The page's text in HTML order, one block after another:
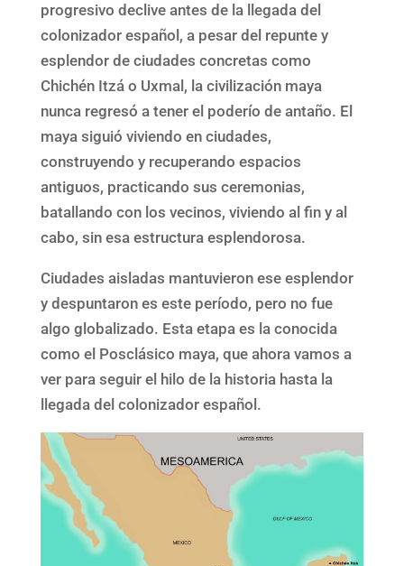
progresivo declive antes de la llegada del
colonizador español, a pesar del repunte y
esplendor de ciudades concretas como
Chichén Itzá o Uxmal, la civilización maya
nunca regresó a tener el poderío de antaño. El
maya siguió viviendo en ciudades,
construyendo y recuperando espacios
antiguos, practicando sus ceremonias,
batallando con los vecinos, viviendo al fin y al
cabo, sin esa estructura esplendorosa.
Ciudades aisladas mantuvieron ese esplendor
y despuntaron es este período, pero no fue
algo globalizado. Esta etapa es la conocida
como el Posclásico maya, que ahora vamos a
ver para seguir el hilo de la historia hasta la
llegada del colonizador español.